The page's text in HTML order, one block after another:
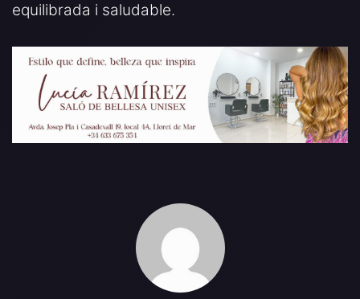
equilibrada i saludable.